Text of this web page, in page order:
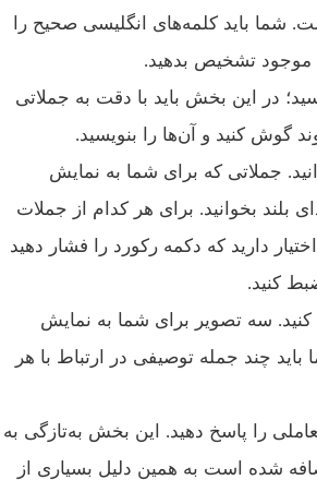
شما باید کلمه‌های انگلیسی صحیح را
موجود تشخیص بدهید.
در این بخش باید با دقت به جملاتی
گوش کنید و آن‌ها را بنویسید.
جملاتی که برای شما به نمایش
بلند بخوانید. برای هر کدام از جملات
دارید که دکمه رکورد را فشار دهید
کنید.
سه تصویر برای شما به نمایش
چند جمله توصیفی در ارتباط با هر
را پاسخ دهید. این بخش به‌تازگی به
شده است به همین دلیل بسیاری از